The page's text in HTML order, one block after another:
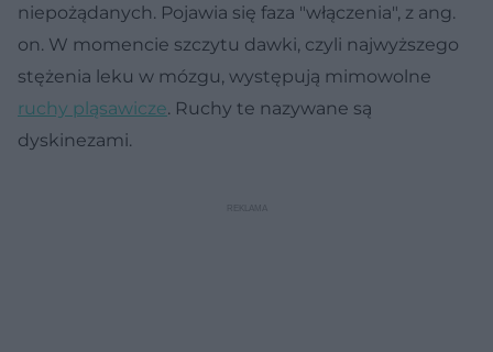
niepożądanych. Pojawia się faza "włączenia", z ang.
on. W momencie szczytu dawki, czyli najwyższego
stężenia leku w mózgu, występują mimowolne
ruchy pląsawicze. Ruchy te nazywane są
dyskinezami.